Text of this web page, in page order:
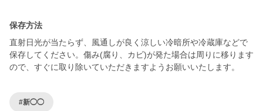
保存方法
直射日光が当たらず、風通しが良く涼しい冷暗所や冷蔵庫などで
保存してください。傷み(腐り、カビ)が発た場合は周りに移ります
#新◯◯